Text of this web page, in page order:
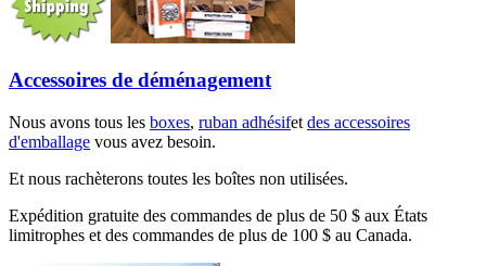
Accessoires de déménagement
Nous avons tous les boxes, ruban adhésifet des accessoires
d'emballage vous avez besoin.
Et nous rachèterons toutes les boîtes non utilisées.
Expédition gratuite des commandes de plus de 50 $ aux États
limitrophes et des commandes de plus de 100 $ au Canada.